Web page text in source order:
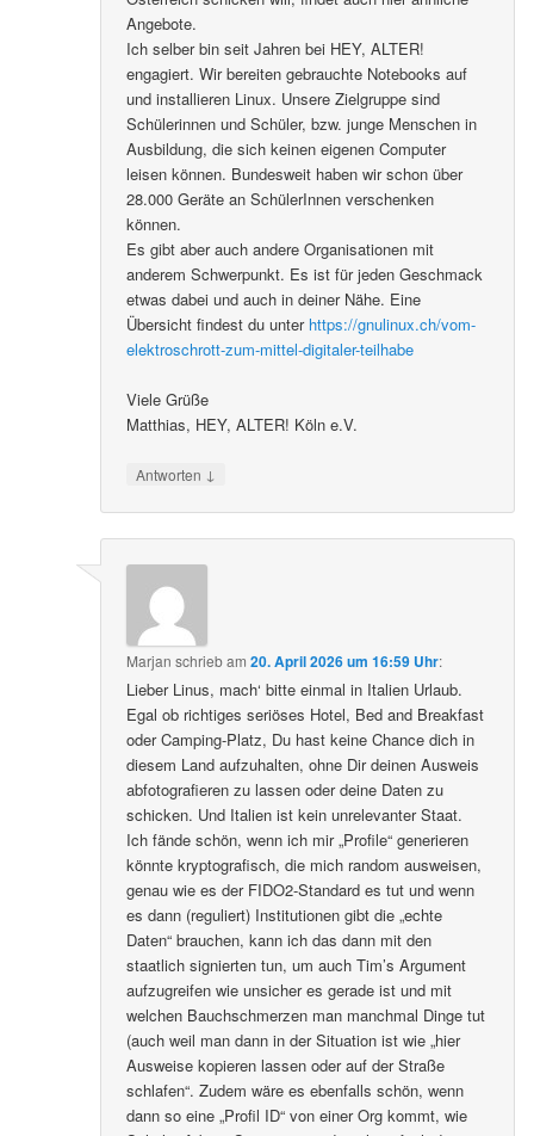
Angebote.
Ich selber bin seit Jahren bei HEY, ALTER!
engagiert. Wir bereiten gebrauchte Notebooks auf
und installieren Linux. Unsere Zielgruppe sind
Schülerinnen und Schüler, bzw. junge Menschen in
Ausbildung, die sich keinen eigenen Computer
leisen können. Bundesweit haben wir schon über
28.000 Geräte an SchülerInnen verschenken
können.
Es gibt aber auch andere Organisationen mit
anderem Schwerpunkt. Es ist für jeden Geschmack
etwas dabei und auch in deiner Nähe. Eine
Übersicht findest du unter https://gnulinux.ch/vom-
elektroschrott-zum-mittel-digitaler-teilhabe
Viele Grüße
Matthias, HEY, ALTER! Köln e.V.
Antworten ↓
Marjan schriebam20. April 2026 um 16:59 Uhr:
Lieber Linus, mach‘ bitte einmal in Italien Urlaub.
Egal ob richtiges seriöses Hotel, Bed and Breakfast
oder Camping-Platz, Du hast keine Chance dich in
diesem Land aufzuhalten, ohne Dir deinen Ausweis
abfotografieren zu lassen oder deine Daten zu
schicken. Und Italien ist kein unrelevanter Staat.
Ich fände schön, wenn ich mir „Profile“ generieren
könnte kryptografisch, die mich random ausweisen,
genau wie es der FIDO2-Standard es tut und wenn
es dann (reguliert) Institutionen gibt die „echte
Daten“ brauchen, kann ich das dann mit den
staatlich signierten tun, um auch Tim’s Argument
aufzugreifen wie unsicher es gerade ist und mit
welchen Bauchschmerzen man manchmal Dinge tut
(auch weil man dann in der Situation ist wie „hier
Ausweise kopieren lassen oder auf der Straße
schlafen“. Zudem wäre es ebenfalls schön, wenn
dann so eine „Profil ID“ von einer Org kommt, wie